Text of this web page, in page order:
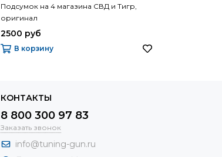
Подсумок на 4 магазина СВД и Тигр,
оригинал
2500 руб
В корзину
КОНТАКТЫ
8 800 300 97 83
Заказать звонок
info@tuning-gun.ru